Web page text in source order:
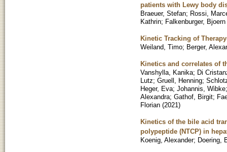
patients with Lewy body
Braeuer, Stefan; Rossi,
Kathrin; Falkenburger,
Kinetic Tracking of
Weiland, Timo; Berger,
Kinetics and correlates of
Vanshylla, Kanika; Di
Lutz; Gruell, Henning;
Heger, Eva; Johannis, Wibke
Alexandra; Gathof, Birgit;
Florian (2021)
Kinetics of the bile acid
polypeptide (NTCP) in
Koenig, Alexander; Doering,